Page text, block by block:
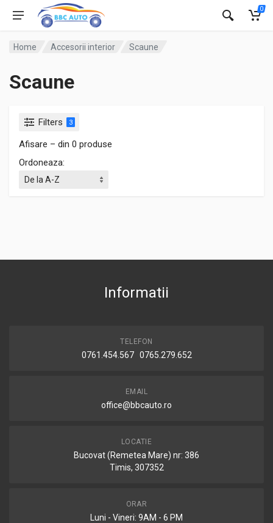
0
Home Accesorii interior Scaune
Scaune
Filters 3
Afisare – din 0 produse
Ordoneaza:
Informatii
TELEFON
0761.454.567 0765.279.652
EMAIL
office@bbcauto.ro
LOCATIE
Bucovat (Remetea Mare) nr: 386
Timis, 307352
ORAR
Luni - Vineri: 9AM - 6 PM